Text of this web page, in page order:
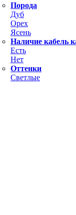
Порода
Дуб
Орех
Ясень
Наличие кабель
Есть
Нет
Оттенки
Светлые